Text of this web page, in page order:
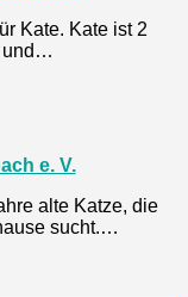
Kate. Kate ist 2
und…
e. V.
alte Katze, die
sucht.…